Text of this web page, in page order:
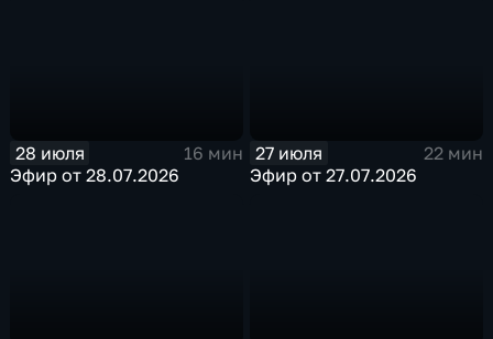
28 июля
16 мин
Эфир от 28.07.2026
27 июля
22 мин
Эфир от 27.07.2026